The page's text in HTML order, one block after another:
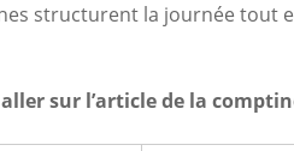
structurent la journée
sur l’article de la